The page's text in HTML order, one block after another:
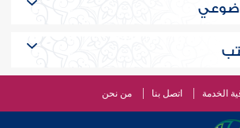
الخدمة اتصل بنا من نحن